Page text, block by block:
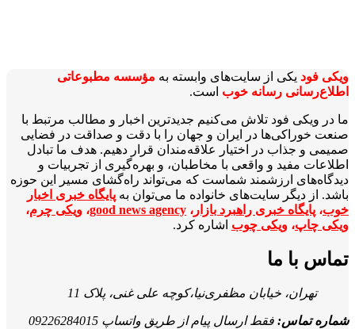
ویکی‌ فود یکی از سایت‌های وابسته به مؤسسه مطبوعاتی
اطلاع‌رسانی رسانه خوب است.
ما در ویکی‌ فود تلاش می‌کنیم جدیدترین اخبار و مطالب مرتبط با
صنعت خوراکی‌ها در ایران و جهان را با دقت و صداقت در فضایی
صمیمی و جذاب در اختیار علاقه‌مندان قرار دهیم. هدف ما تبادل
اطلاعات مفید و واقعی با مخاطبان، و بهره‌گیری از تجربیات و
دیدگاه‌های ارزشمند شماست که می‌تواند راه‌گشای مسیر این حوزه
باشد. از دیگر سایت‌های خانواده ما می‌توان به پایگاه خبری اخبار
خوب، پایگاه خبری راهبرد بازار ، good news agency، ویکی چرم،
ویکی چاپ، ویکی چوب اشاره کرد.
تماس با ما
تهران، خیابان مظفری‌نیا،کوچه علی غنی، پلاک 11
شماره تماس: فقط ارسال پیام از طریق واتساپ 09226284015